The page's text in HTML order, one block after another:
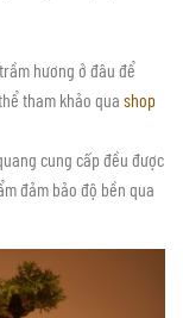
hương ở đâu để
tham khảo qua shop
cung cấp đều được
đảm bảo độ bền qua